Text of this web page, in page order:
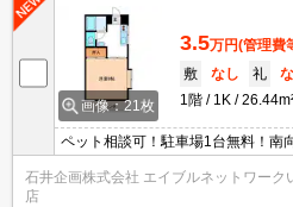
画像：21枚
3.5万円(管理費
敷
なし 礼
1階
1K
ペット相談可！駐車場1台無料！南
マートいわき平上荒川店まで徒歩9
歩10分！
石井企画株式会社 エイブルネットワーク
店